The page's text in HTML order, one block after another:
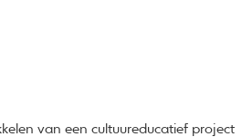
van een cultuureducatief project